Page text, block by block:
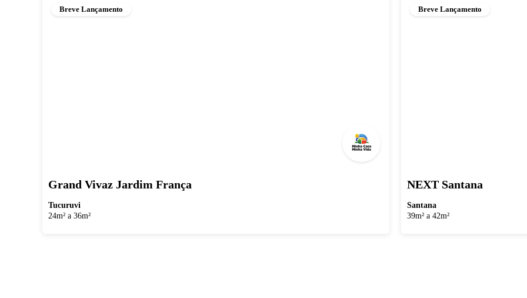
Breve Lançamento
Grand Vivaz Jardim França
Tucuruvi
24m² a 36m²
Breve Lançamento
NEXT Santana
Santana
39m² a 42m²